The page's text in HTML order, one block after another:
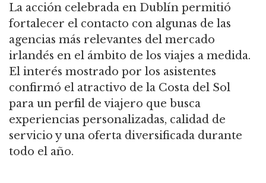
La acción celebrada en Dublín permitió
fortalecer el contacto con algunas de las
agencias más relevantes del mercado
irlandés en el ámbito de los viajes a medida.
El interés mostrado por los asistentes
confirmó el atractivo de la Costa del Sol
para un perfil de viajero que busca
experiencias personalizadas, calidad de
servicio y una oferta diversificada durante
todo el año.